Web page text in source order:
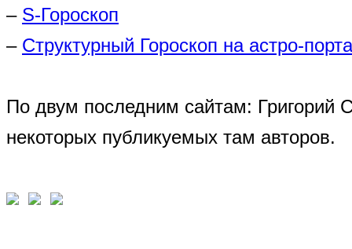
– S-Гороскоп
– Структурный Гороскоп на астро-
По двум последним сайтам: Григорий
некоторых публикуемых там авторов.